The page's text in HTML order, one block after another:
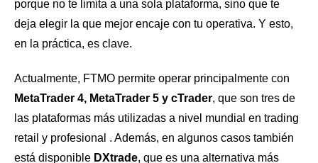
porque no te limita a una sola plataforma, sino que te
deja elegir la que mejor encaje con tu operativa. Y esto,
en la práctica, es clave.
Actualmente, FTMO permite operar principalmente con
MetaTrader 4, MetaTrader 5 y cTrader, que son tres de
las plataformas más utilizadas a nivel mundial en trading
retail y profesional . Además, en algunos casos también
está disponible DXtrade, que es una alternativa más